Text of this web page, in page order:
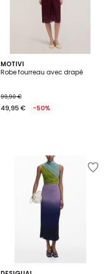
MOTIVI
Robe fourreau avec drapé
99,90 €
49,95 € -50%